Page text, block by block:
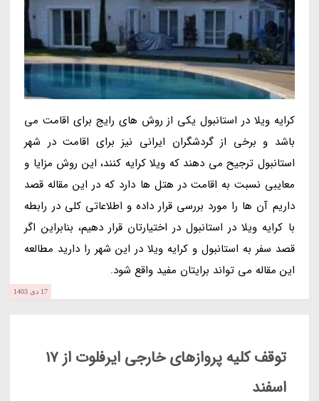
کرایه ویلا در استانبول یکی از روش های رایج برای اقامت می
باشد و برخی از گردشگران ایرانی نیز برای اقامت در شهر
استانبول ترجیح می دهند که ویلا کرایه کنند، این روش مزایا و
معایبی نسبت به اقامت در هتل ها دارد که در این مقاله قصد
داریم آن ها را مورد بررسی قرار داده و اطلاعاتی کلی در رابطه
با کرایه ویلا در استانبول در اختیارتان قرار دهیم، بنابراین اگر
قصد سفر به استانبول و کرایه ویلا در این شهر را دارید مطالعه
این مقاله می تواند برایتان مفید واقع شود.
17 دی 1403
توقف کلیه پروازهای خارجی ایرفلوت از 17
اسفند